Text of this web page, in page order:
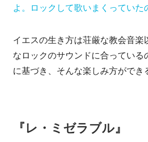
よ。ロックして歌いまくっていた
イエスの生き方は荘厳な教会音楽
なロックのサウンドに合っている
に基づき、そんな楽しみ方ができ
『レ・ミゼラブル』